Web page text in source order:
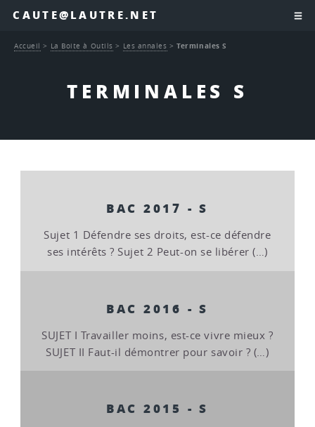
CAUTE@LAUTRE.NET
TERMINALES S
Accueil > La Boite à Outils > Les annales >Terminales S
BAC 2017 - S
Sujet 1 Défendre ses droits, est-ce défendre
ses intérêts ? Sujet 2 Peut-on se libérer (…)
BAC 2016 - S
SUJET I Travailler moins, est-ce vivre mieux ?
SUJET II Faut-il démontrer pour savoir ? (…)
BAC 2015 - S